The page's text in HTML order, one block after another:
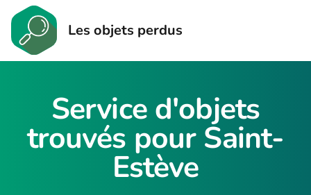
Les objets perdus
Service d'objets
trouvés pour Saint-
Estève